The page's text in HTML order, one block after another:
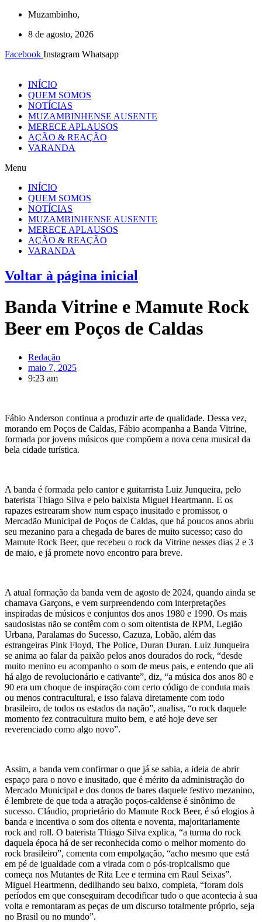
Muzambinho,
8 de agosto, 2026
Facebook Instagram Whatsapp
INÍCIO
QUEM SOMOS
NOTÍCIAS
MUZAMBINHENSE AUSENTE
MERECE APLAUSOS
AÇÃO & REAÇÃO
VARANDA
Menu
INÍCIO
QUEM SOMOS
NOTÍCIAS
MUZAMBINHENSE AUSENTE
MERECE APLAUSOS
AÇÃO & REAÇÃO
VARANDA
Voltar à página inicial
Banda Vitrine e Mamute Rock
Beer em Poços de Caldas
Redação
maio 7, 2025
9:23 am
Fábio Anderson continua a produzir arte de qualidade. Dessa vez,
morando em Poços de Caldas, Fábio acompanha a Banda Vitrine,
formada por jovens músicos que compõem a nova cena musical da
bela cidade turística.
A banda é formada pelo cantor e guitarrista Luiz Junqueira, pelo
baterista Thiago Silva e pelo baixista Miguel Heartmann. E os
rapazes estrearam show num espaço inusitado e promissor, o
Mercadão Municipal de Poços de Caldas, que há poucos anos abriu
seu mezanino para a chegada de bares de muito sucesso; caso do
Mamute Rock Beer, que recebeu o rock da Vitrine nesses dias 2 e 3
de maio, e já promete novo encontro para breve.
A atual formação da banda vem de agosto de 2024, quando ainda se
chamava Garçons, e vem surpreendendo com interpretações
inspiradas de músicos e conjuntos dos anos 1980 e 1990. Os mais
saudosistas não se contêm com o som oitentista de RPM, Legião
Urbana, Paralamas do Sucesso, Cazuza, Lobão, além das
estrangeiras Pink Floyd, The Police, Duran Duran. Luiz Junqueira
se anima ao falar da paixão pelos anos dourados do rock, “desde
muito menino eu acompanho o som de meus pais, e entendo que ali
há algo de revolucionário e cativante”, diz, “a música dos anos 80 e
90 era um choque de inspiração com certo código de conduta mais
ou menos contracultural, e isso falava diretamente com todo
brasileiro, de todos os estados da nação”, analisa, “o rock daquele
momento fez contracultura muito bem, e até hoje deve ser
reverenciado como algo novo”.
Assim, a banda vem confirmar o que já se sabia, a ideia de abrir
espaço para o novo e inusitado, que é mérito da administração do
Mercado Municipal e dos donos de bares daquele festivo mezanino,
é lembrete de que toda a atração poços-caldense é sinônimo de
sucesso. Cláudio, proprietário do Mamute Rock Beer, é só elogios à
banda e incentiva o som dos oitenta e noventa, majoritariamente
rock and roll. O baterista Thiago Silva explica, “a turma do rock
daquela época há de ser reconhecida como o melhor momento do
rock brasileiro”, comenta com empolgação, “acho mesmo que está
em pé de igualdade com a virada com o pós-tropicalismo que
começa nos Mutantes de Rita Lee e termina em Raul Seixas”.
Miguel Heartmenn, dedilhando seu baixo, completa, “foram dois
períodos em que conseguiram decodificar tudo o que acontecia à sua
volta e remontaram as peças de um discurso totalmente próprio, seja
no Brasil ou no mundo”.